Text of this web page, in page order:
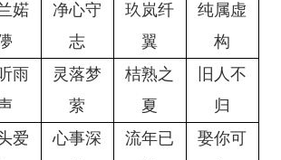
婼
净心守
志
玖岚纤
翼
纯属虚
构
雨
灵落梦
萦
桔熟之
夏
旧人不
归
爱
心事深
流年已
娶你可